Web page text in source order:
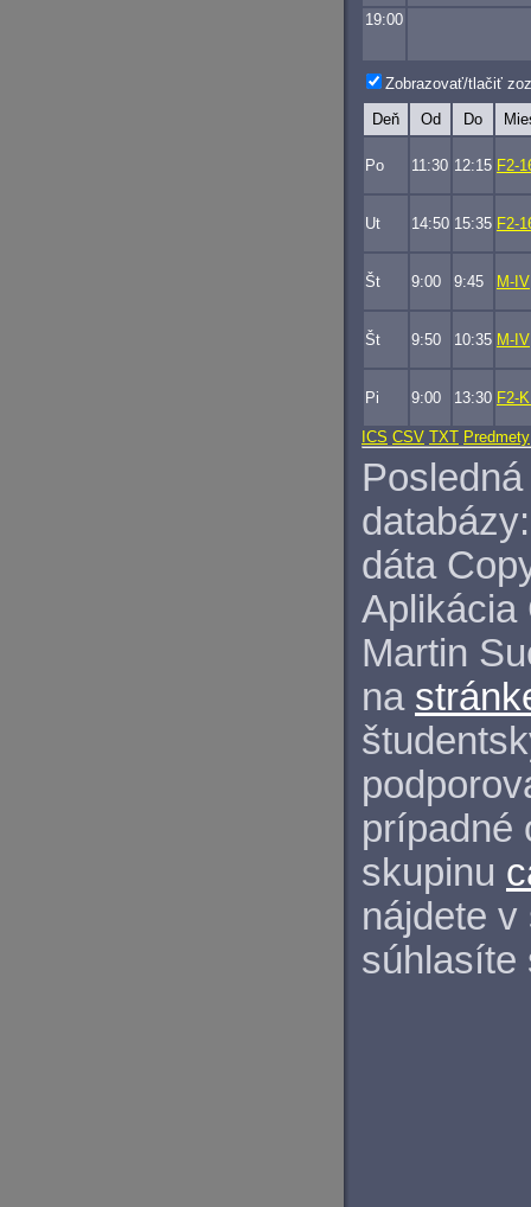
19:00
Zobrazovať/tlačiť
Deň Od Do
Po 11:30 12:15 F2-
Ut 14:50 15:35 F2-
Št 9:00 9:45 M-IV
Št 9:50 10:35 M-IV
Pi 9:00 13:30 F2-
ICS CSV TXT Predmety
databázy:
dáta
Aplikácia
Martin
na
prípadné
skupinu
nájdete